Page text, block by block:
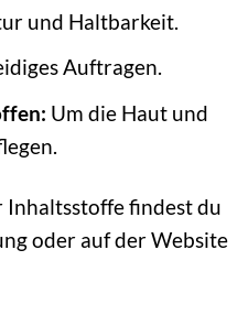
und Haltbarkeit.
Auftragen.
Um die Haut und
findest du
oder auf der Website